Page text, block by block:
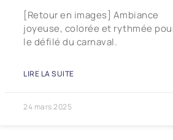
[Retour en images] Ambiance
joyeuse, colorée et rythmée
le défilé du carnaval.
LIRE LA SUITE
24 mars 2025